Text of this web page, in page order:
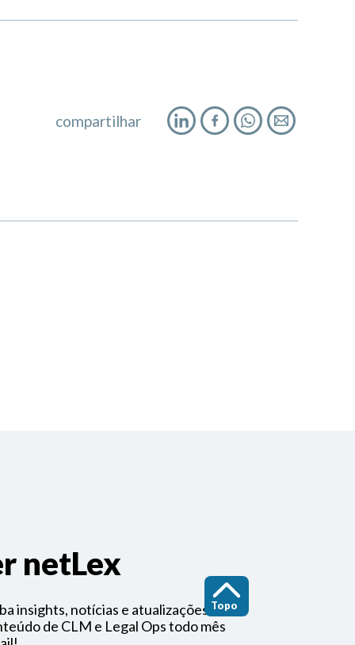
Topo
compartilhar
netLex
insights, notícias e atualizações
de CLM e Legal Ops todo mês